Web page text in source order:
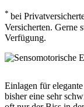
* bei
Versicherten. Gerne
Verfügung.
Einlagen für
bisher eine sehr